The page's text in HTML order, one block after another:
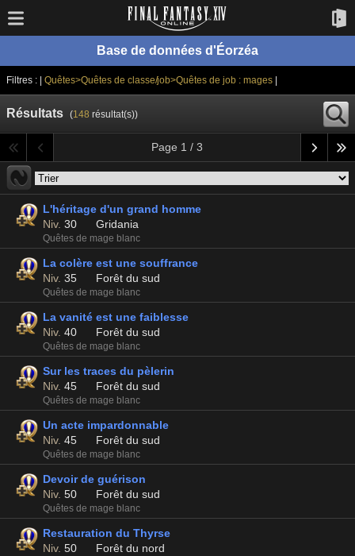
Base de données d'Éorzéa
Filtres : | Quêtes>Quêtes de classe/job>Quêtes de job : mages
Résultats (148 résultat(s))
Page 1 / 3
L'héritage d'un grand homme
Niv. 30 Gridania
Quêtes de mage blanc
La colère est une souffrance
Niv. 35 Forêt du sud
Quêtes de mage blanc
La vanité est une faiblesse
Niv. 40 Forêt du sud
Quêtes de mage blanc
Sur les traces du pèlerin
Niv. 45 Forêt du sud
Quêtes de mage blanc
Un acte impardonnable
Niv. 45 Forêt du sud
Quêtes de mage blanc
Devoir de guérison
Niv. 50 Forêt du sud
Quêtes de mage blanc
Restauration du Thyrse
Niv. 50 Forêt du nord